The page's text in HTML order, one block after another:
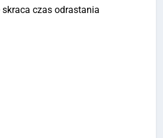
czas odrastania